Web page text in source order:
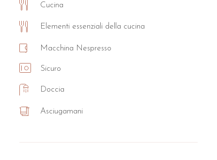
Cucina
Elementi essenziali della cucina
Macchina Nespresso
Sicuro
Doccia
Asciugamani